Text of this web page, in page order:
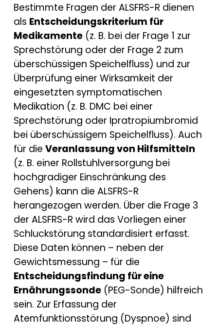
Bestimmte Fragen der ALSFRS-R dienen
als Entscheidungskriterium für
Medikamente (z. B. bei der Frage 1 zur
Sprechstörung oder der Frage 2 zum
überschüssigen Speichelfluss) und zur
Überprüfung einer Wirksamkeit der
eingesetzten symptomatischen
Medikation (z. B. DMC bei einer
Sprechstörung oder Ipratropiumbromid
bei überschüssigem Speichelfluss). Auch
für die Veranlassung von Hilfsmitteln
(z. B. einer Rollstuhlversorgung bei
hochgradiger Einschränkung des
Gehens) kann die ALSFRS-R
herangezogen werden. Über die Frage 3
der ALSFRS-R wird das Vorliegen einer
Schluckstörung standardisiert erfasst.
Diese Daten können – neben der
Gewichtsmessung – für die
Entscheidungsfindung für eine
Ernährungssonde (PEG-Sonde) hilfreich
sein. Zur Erfassung der
Atemfunktionsstörung (Dyspnoe) sind